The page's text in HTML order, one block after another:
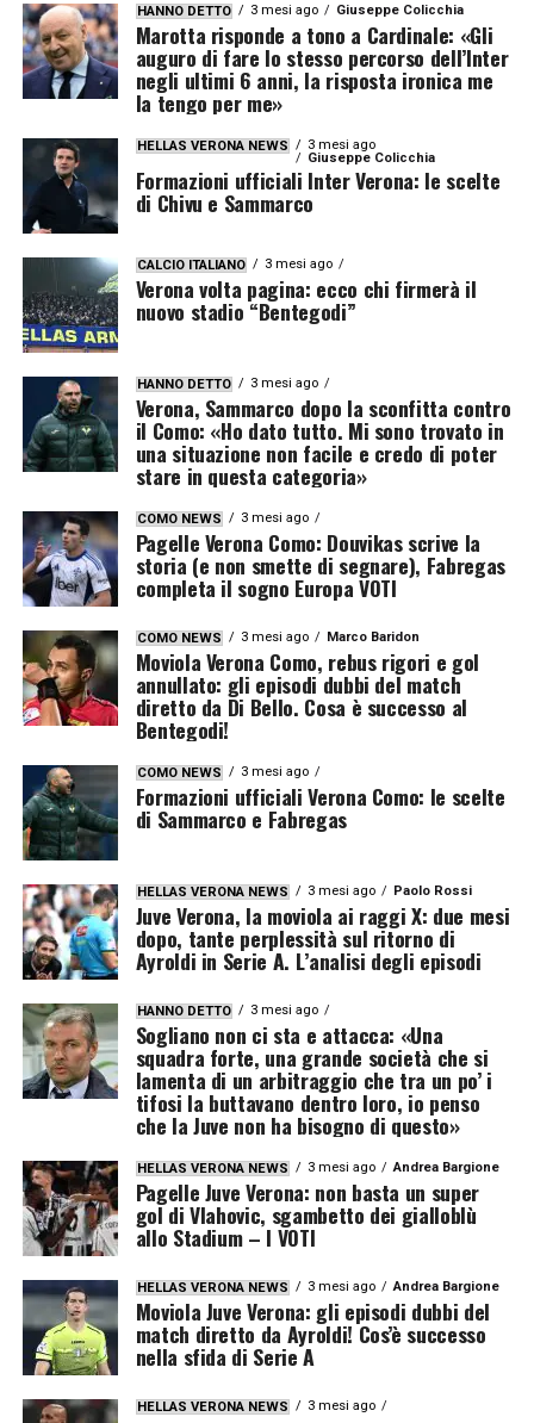
HANNO DETTO 3 mesi ago Giuseppe Colicchia
Marotta risponde a tono a Cardinale: «Gli
auguro di fare lo stesso percorso dell’Inter
negli ultimi 6 anni, la risposta ironica me
la tengo per me»
HELLAS VERONA NEWS
3 mesi ago
Giuseppe Colicchia
Formazioni ufficiali Inter Verona: le scelte
di Chivu e Sammarco
CALCIO ITALIANO 3 mesi ago
Verona volta pagina: ecco chi firmerà il
nuovo stadio “Bentegodi”
HANNO DETTO 3 mesi ago
Verona, Sammarco dopo la sconfitta contro
il Como: «Ho dato tutto. Mi sono trovato in
una situazione non facile e credo di poter
stare in questa categoria»
COMO NEWS 3 mesi ago
Pagelle Verona Como: Douvikas scrive la
storia (e non smette di segnare), Fabregas
completa il sogno Europa VOTI
COMO NEWS 3 mesi ago Marco Baridon
Moviola Verona Como, rebus rigori e gol
annullato: gli episodi dubbi del match
diretto da Di Bello. Cosa è successo al
Bentegodi!
COMO NEWS 3 mesi ago
Formazioni ufficiali Verona Como: le scelte
di Sammarco e Fabregas
HELLAS VERONA NEWS 3 mesi ago Paolo Rossi
Juve Verona, la moviola ai raggi X: due mesi
dopo, tante perplessità sul ritorno di
Ayroldi in Serie A. L’analisi degli episodi
HANNO DETTO 3 mesi ago
Sogliano non ci sta e attacca: «Una
squadra forte, una grande società che si
lamenta di un arbitraggio che tra un po’ i
tifosi la buttavano dentro loro, io penso
che la Juve non ha bisogno di questo»
HELLAS VERONA NEWS 3 mesi ago Andrea Bargione
Pagelle Juve Verona: non basta un super
gol di Vlahovic, sgambetto dei gialloblù
allo Stadium – I VOTI
HELLAS VERONA NEWS 3 mesi ago Andrea Bargione
Moviola Juve Verona: gli episodi dubbi del
match diretto da Ayroldi! Cos’è successo
nella sfida di Serie A
HELLAS VERONA NEWS 3 mesi ago